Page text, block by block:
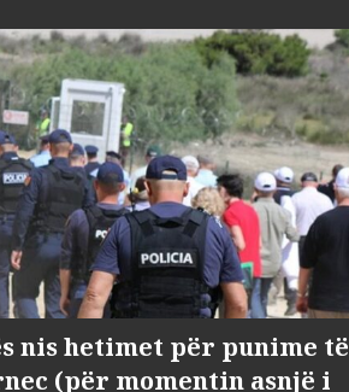
nis hetimet për punime të
(për momentin asnjë i